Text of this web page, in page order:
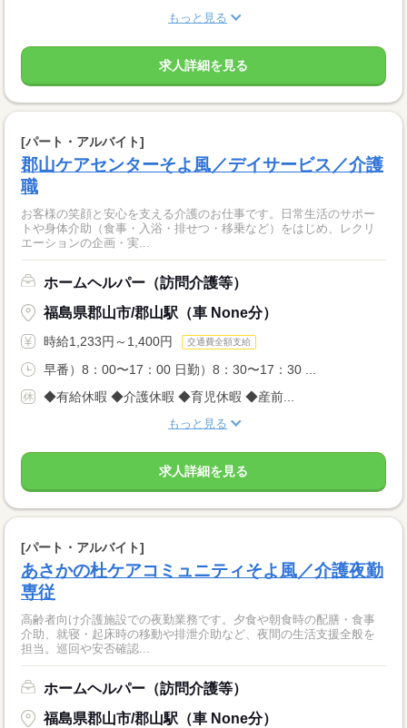
もっと見る
求人詳細を見る
[パート・アルバイト]
郡山ケアセンターそよ風／デイサービス／介護
職
お客様の笑顔と安心を支える介護のお仕事です。日常生活のサポー
トや身体介助（食事・入浴・排せつ・移乗など）をはじめ、レクリ
エーションの企画・実...
ホームヘルパー（訪問介護等）
福島県郡山市/郡山駅（車 None分）
時給1,233円～1,400円 交通費全額支給
早番）8：00〜17：00 日勤）8：30〜17：30 ...
◆有給休暇 ◆介護休暇 ◆育児休暇 ◆産前...
もっと見る
求人詳細を見る
[パート・アルバイト]
あさかの杜ケアコミュニティそよ風／介護夜勤
専従
高齢者向け介護施設での夜勤業務です。夕食や朝食時の配膳・食事
介助、就寝・起床時の移動や排泄介助など、夜間の生活支援全般を
担当。巡回や安否確認...
ホームヘルパー（訪問介護等）
福島県郡山市/郡山駅（車 None分）